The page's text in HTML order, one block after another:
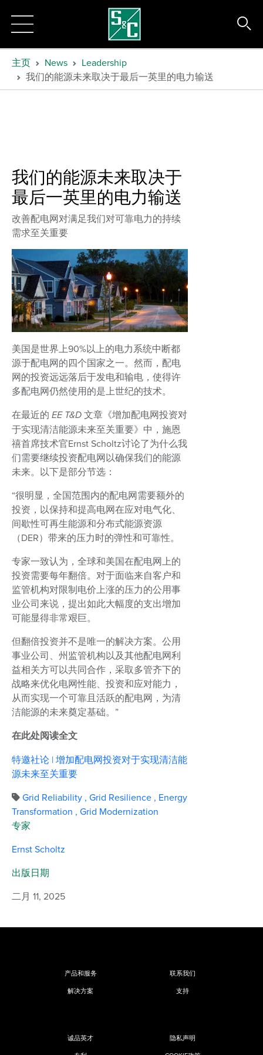
主页 News
Leadership
我们的能源未来取决于最后一英里的电力输送
我们的能源未来取决于
最后一英里的电力输送
改善配电网对满足我们对可靠电力的持续
需求至关重要
美国是世界上90%以上的电力系统中断都
源于配电网的四个国家之一。然而，配电
网的投资远远落后于发电和输电，使得许
多配电网仍然使用的是上世纪的技术。
在最近的 EE T&D文章《增加配电网投资对
于实现清洁能源未来至关重要》中，施恩
禧首席技术官Ernst Scholtz讨论了为什么我
们需要继续投资配电网以确保我们的能源
未来。以下是部分节选：
“很明显，全国范围内的配电网需要额外的
投资，以保持和提高电网在应对电气化、
间歇性可再生能源和分布式能源资源
（DER）带来的压力时的弹性和可靠性。
专家一致认为，全球和美国在配电网上的
投资需要每年翻倍。对于面临来自客户和
监管机构对限制电价上涨的压力的公用事
业公司来说，提出如此大幅度的支出增加
可能显得非常艰巨。
但翻倍投资并不是唯一的解决方案。公用
事业公司、州监管机构以及其他配电网利
益相关方可以共同合作，采取多管齐下的
战略来优化电网性能、投资和应对能力，
从而实现一个可靠且活跃的配电网，为清
洁能源的未来奠定基础。”
在此处阅读全文
特邀社论 | 增加配电网投资对于实现清洁能
源未来至关重要
Grid Reliability , Grid Resilience , Energy
Transformation , Grid Modernization
专家
Ernst Scholtz
出版日期
二月 11, 2025
产品和服务
解决方案
联系我们
支持
诚品英才
隐私声明